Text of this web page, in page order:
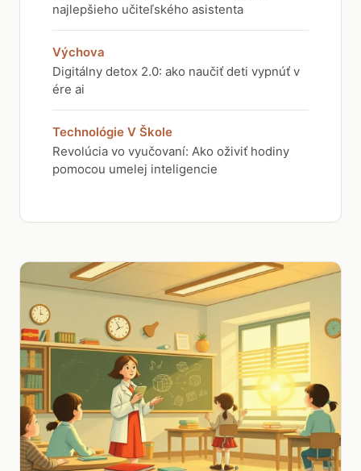
najlepšieho učiteľského asistenta
Výchova
Digitálny detox 2.0: ako naučiť deti vypnúť v
ére ai
Technológie V Škole
Revolúcia vo vyučovaní: Ako oživiť hodiny
pomocou umelej inteligencie